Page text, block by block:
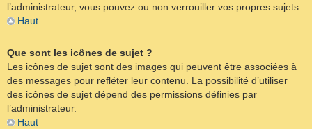
l’administrateur, vous pouvez ou non verrouiller vos propres sujets.
Haut
Que sont les icônes de sujet ?
Les icônes de sujet sont des images qui peuvent être associées à
des messages pour refléter leur contenu. La possibilité d’utiliser
des icônes de sujet dépend des permissions définies par
l’administrateur.
Haut